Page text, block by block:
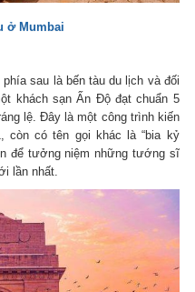
ở Mumbai
sau là bến tàu du lịch và đối
khách sạn Ấn Độ đạt chuẩn 5
lệ. Đây là một công trình kiến
còn có tên gọi khác là “bia kỷ
để tưởng niệm những tướng sĩ
lần nhất.